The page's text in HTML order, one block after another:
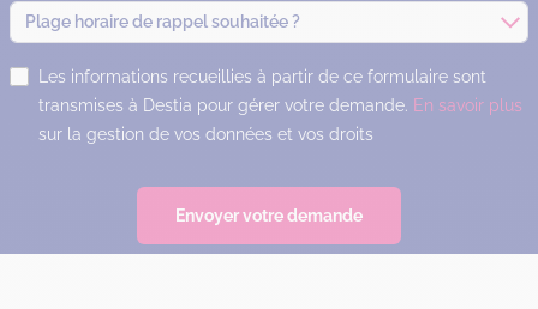
Plage horaire de rappel souhaitée ?
Les informations recueillies à partir de ce formulaire sont
transmises à Destia pour gérer votre demande. En savoir plus
sur la gestion de vos données et vos droits
Envoyer votre demande